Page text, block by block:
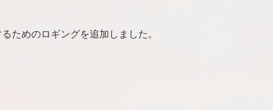
ためのロギングを追加しました。